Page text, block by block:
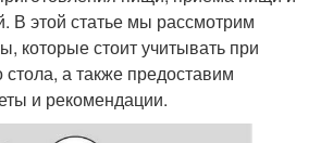
В этой статье мы рассмотрим
которые стоит учитывать при
а также предоставим
и рекомендации.